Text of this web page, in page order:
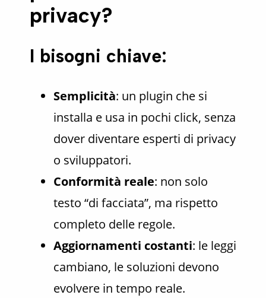
privacy?
I bisogni chiave:
Semplicità: un plugin che si
installa e usa in pochi click, senza
dover diventare esperti di privacy
o sviluppatori.
Conformità reale: non solo
testo “di facciata”, ma rispetto
completo delle regole.
Aggiornamenti costanti: le leggi
cambiano, le soluzioni devono
evolvere in tempo reale.